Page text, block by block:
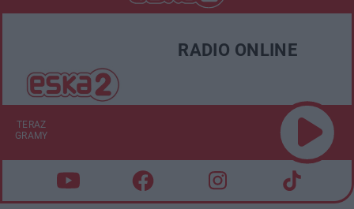
RADIO ONLINE
TERAZ
GRAMY